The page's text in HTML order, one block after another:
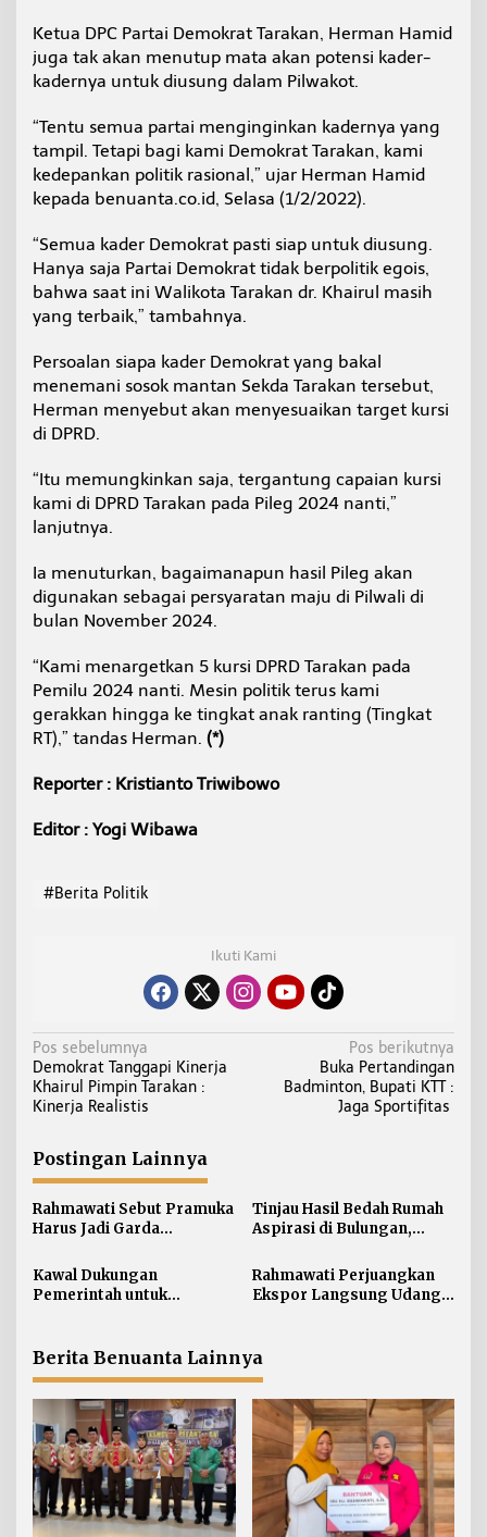
l
i
P
l
w
a
l
k
t
2
0
2
4
Ketua DPC Partai Demokrat Tarakan, Herman Hamid
juga tak akan menutup mata akan potensi kader-
kadernya untuk diusung dalam Pilwakot.
“Tentu semua partai menginginkan kadernya yang
tampil. Tetapi bagi kami Demokrat Tarakan, kami
kedepankan politik rasional,” ujar Herman Hamid
kepada benuanta.co.id, Selasa (1/2/2022).
“Semua kader Demokrat pasti siap untuk diusung.
Hanya saja Partai Demokrat tidak berpolitik egois,
bahwa saat ini Walikota Tarakan dr. Khairul masih
yang terbaik,” tambahnya.
Persoalan siapa kader Demokrat yang bakal
menemani sosok mantan Sekda Tarakan tersebut,
Herman menyebut akan menyesuaikan target kursi
di DPRD.
“Itu memungkinkan saja, tergantung capaian kursi
kami di DPRD Tarakan pada Pileg 2024 nanti,”
lanjutnya.
Ia menuturkan, bagaimanapun hasil Pileg akan
digunakan sebagai persyaratan maju di Pilwali di
bulan November 2024.
“Kami menargetkan 5 kursi DPRD Tarakan pada
Pemilu 2024 nanti. Mesin politik terus kami
gerakkan hingga ke tingkat anak ranting (Tingkat
RT),” tandas Herman. (*)
Reporter : Kristianto Triwibowo
Editor : Yogi Wibawa
#Berita Politik
Ikuti Kami
N
a
v
g
a
s
i
o
Pos sebelumnya
Demokrat Tanggapi Kinerja
Khairul Pimpin Tarakan :
Kinerja Realistis
Pos berikutnya
Buka Pertandingan
Badminton, Bupati KTT :
Jaga Sportifitas
Postingan Lainnya
Rahmawati Sebut Pramuka
Harus Jadi Garda
Generasi Perbatasan dari
Narkoba
Tinjau Hasil Bedah Rumah
Aspirasi di Bulungan,
Bantuan Penyelesaian
Pintu dan Jendela
Kawal Dukungan
Pemerintah untuk
Petani di Desa Gunung
Putih
Rahmawati Perjuangkan
Ekspor Langsung Udang
Berita Benuanta Lainnya